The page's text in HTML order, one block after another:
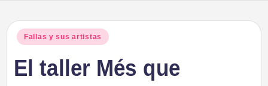
Publicado
Fallas y sus artistas
El taller Més que